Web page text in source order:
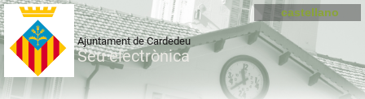
Ajuntament de Cardedeu
Seu electrònica
castellano